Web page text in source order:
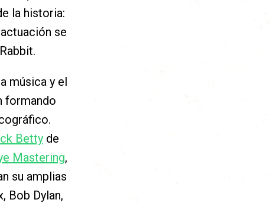
la historia:
se
música y el
formando
Bettyde
Mastering,
su amplias
Bob Dylan,